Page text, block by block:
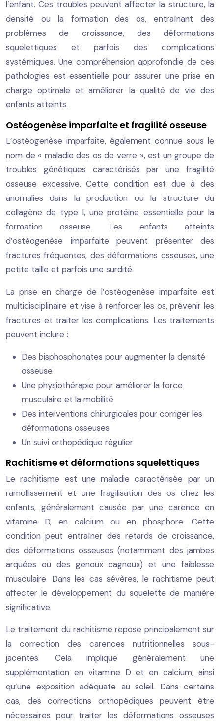
l’enfant. Ces troubles peuvent affecter la structure, la
densité ou la formation des os, entraînant des
problèmes de croissance, des déformations
squelettiques et parfois des complications
systémiques. Une compréhension approfondie de ces
pathologies est essentielle pour assurer une prise en
charge optimale et améliorer la qualité de vie des
enfants atteints.
Ostéogenèse imparfaite et fragilité osseuse
L’ostéogenèse imparfaite, également connue sous le
nom de « maladie des os de verre », est un groupe de
troubles génétiques caractérisés par une fragilité
osseuse excessive. Cette condition est due à des
anomalies dans la production ou la structure du
collagène de type I, une protéine essentielle pour la
formation osseuse. Les enfants atteints
d’ostéogenèse imparfaite peuvent présenter des
fractures fréquentes, des déformations osseuses, une
petite taille et parfois une surdité.
La prise en charge de l’ostéogenèse imparfaite est
multidisciplinaire et vise à renforcer les os, prévenir les
fractures et traiter les complications. Les traitements
peuvent inclure :
Des bisphosphonates pour augmenter la densité
osseuse
Une physiothérapie pour améliorer la force
musculaire et la mobilité
Des interventions chirurgicales pour corriger les
déformations osseuses
Un suivi orthopédique régulier
Rachitisme et déformations squelettiques
Le rachitisme est une maladie caractérisée par un
ramollissement et une fragilisation des os chez les
enfants, généralement causée par une carence en
vitamine D, en calcium ou en phosphore. Cette
condition peut entraîner des retards de croissance,
des déformations osseuses (notamment des jambes
arquées ou des genoux cagneux) et une faiblesse
musculaire. Dans les cas sévères, le rachitisme peut
affecter le développement du squelette de manière
significative.
Le traitement du rachitisme repose principalement sur
la correction des carences nutritionnelles sous-
jacentes. Cela implique généralement une
supplémentation en vitamine D et en calcium, ainsi
qu’une exposition adéquate au soleil. Dans certains
cas, des corrections orthopédiques peuvent être
nécessaires pour traiter les déformations osseuses